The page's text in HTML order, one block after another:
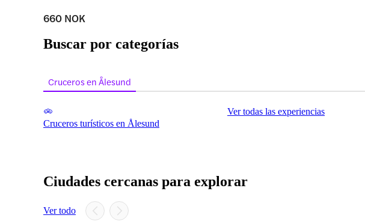
660 NOK
Buscar por categorías
Cruceros en Ålesund
Cruceros turísticos en Ålesund
Ver todas las experiencias
Ciudades cercanas para explorar
Ver todo